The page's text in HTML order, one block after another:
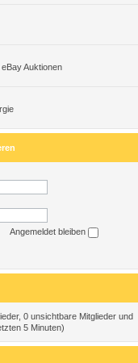
Auktionen
Angemeldet bleiben
0 unsichtbare Mitglieder und
5 Minuten)